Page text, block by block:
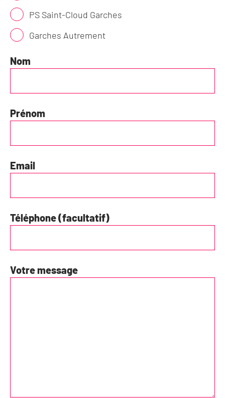
PS Saint-Cloud Garches
Garches Autrement
Nom
Prénom
Email
Téléphone (facultatif)
Votre message